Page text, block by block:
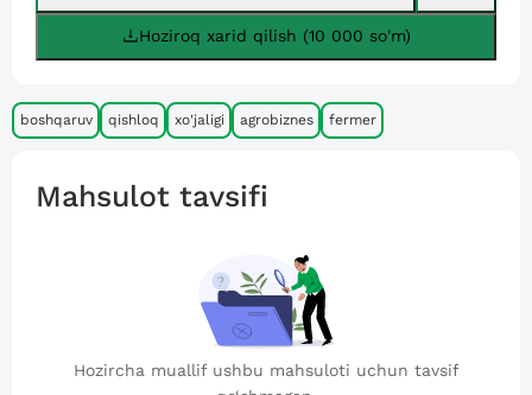
Hoziroq xarid qilish (10 000 so'm)
boshqaruv qishloq xo'jaligi agrobiznes fermer
Mahsulot tavsifi
Hozircha muallif ushbu mahsuloti uchun tavsif